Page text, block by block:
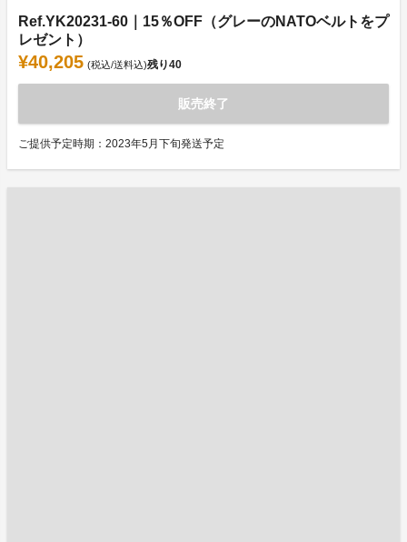
Ref.YK20231-60｜15％OFF（グレーのNATOベルトをプ
レゼント）
¥40,205 (税込/送料込)残り40
販売終了
ご提供予定時期：2023年5月下旬発送予定